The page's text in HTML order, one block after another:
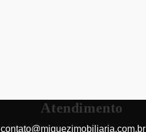
Atendimento
contato@miguezimobiliaria.com.br